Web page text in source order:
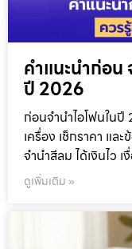
คำแนะนำก่อน
ปี 2026
ก่อนจำนำไอโฟนในปี
เครื่อง เช็กราคา แล
จำนำสีลม ได้เงินไว เ
ดูเพิ่มเติม »